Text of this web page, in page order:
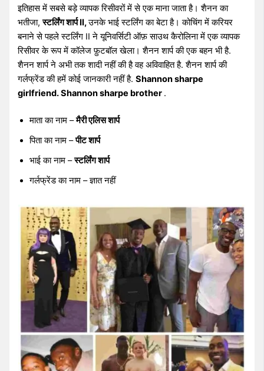
इतिहास में सबसे बड़े व्यापक रिसीवरों में से एक माना जाता है। शैनन का
भतीजा,स्टर्लिंग शार्प II,उनके भाई स्टर्लिंग का बेटा है। कोचिंग में करियर
बनाने से पहले स्टर्लिंग II ने यूनिवर्सिटी ऑफ़ साउथ कैरोलिना में एक व्यापक
रिसीवर के रूप में कॉलेज फ़ुटबॉल खेला। शैनन शार्प की एक बहन भी है.
शैनन शार्प ने अभी तक शादी नहीं की है वह अविवाहित है. शैनन शार्प की
गर्लफ्रेंड की हमें कोई जानकारी नहीं है.Shannon sharpe
girlfriend. Shannon sharpe brother .
माता का नाम –मैरी एलिस शार्प
पिता का नाम –पीट शार्प
भाई का नाम –स्टर्लिंग शार्प
गर्लफ्रेंड का नाम – ज्ञात नहीं